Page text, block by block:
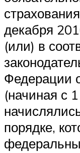
декабря
(или) в
Федерации
(начиная с
порядке,